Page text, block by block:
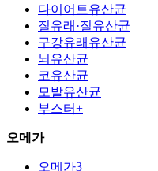
다이어트유산균
질유래·질유산균
구강유래유산균
뇌유산균
코유산균
모발유산균
부스터+
오메가
오메가3